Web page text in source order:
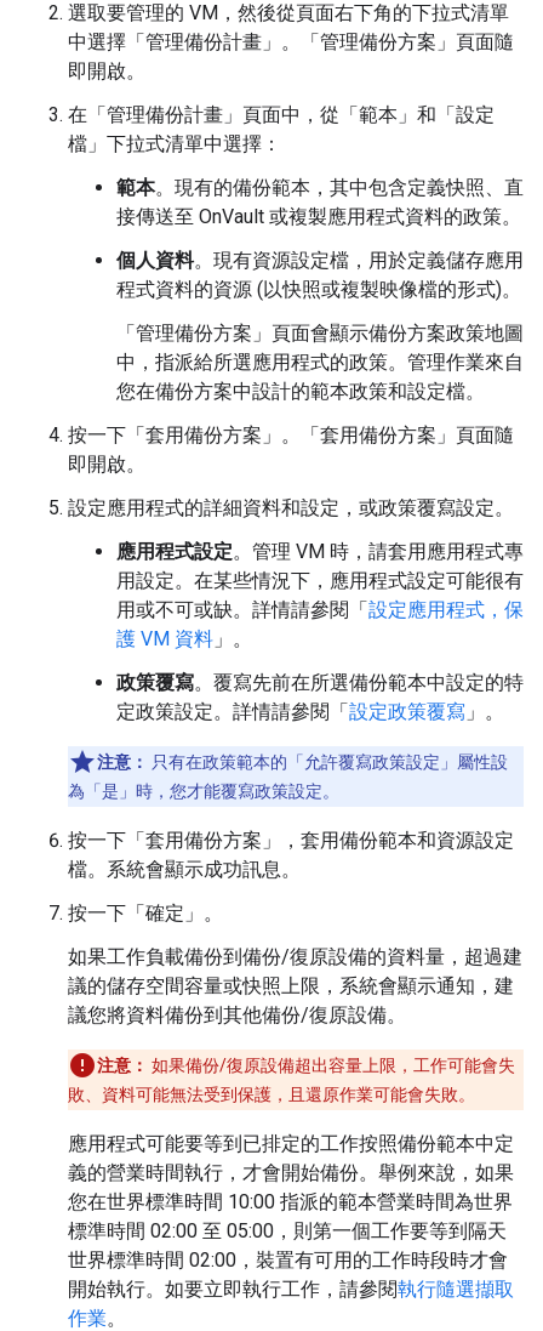
選取要管理的 VM，然後從頁面右下角的下拉式清單
中選擇「管理備份計畫」 。「管理備份方案」 頁面隨
即開啟。
在「管理備份計畫」 頁面中，從「範本」 和「設定
檔」 下拉式清單中選擇：
範本。現有的備份範本，其中包含定義快照、直
接傳送至 OnVault 或複製應用程式資料的政策。
個人資料。現有資源設定檔，用於定義儲存應用
程式資料的資源 (以快照或複製映像檔的形式)。
「管理備份方案」 頁面會顯示備份方案政策地圖
中，指派給所選應用程式的政策。管理作業來自
您在備份方案中設計的範本政策和設定檔。
按一下「套用備份方案」 。「套用備份方案」 頁面隨
即開啟。
設定應用程式的詳細資料和設定，或政策覆寫設定。
應用程式設定。管理 VM 時，請套用應用程式專
用設定。在某些情況下，應用程式設定可能很有
用或不可或缺。詳情請參閱「設定應用程式，保
護 VM 資料 」。
政策覆寫。覆寫先前在所選備份範本中設定的特
定政策設定。詳情請參閱「設定政策覆寫 」。
注意： 只有在政策範本的「允許覆寫政策設定」 屬性設
為「是」 時，您才能覆寫政策設定。
按一下「套用備份方案」
，套用備份範本和資源設定
檔。系統會顯示成功訊息。
按一下「確定」 。
如果工作負載備份到備份/復原設備的資料量，超過建
議的儲存空間容量或快照上限，系統會顯示通知，建
議您將資料備份到其他備份/復原設備。
注意： 如果備份/復原設備超出容量上限，工作可能會失
敗、資料可能無法受到保護，且還原作業可能會失敗。
應用程式可能要等到已排定的工作按照備份範本中定
義的營業時間執行，才會開始備份。舉例來說，如果
您在世界標準時間 10:00 指派的範本營業時間為世界
標準時間 02:00 至 05:00，則第一個工作要等到隔天
世界標準時間 02:00，裝置有可用的工作時段時才會
開始執行。如要立即執行工作，請參閱執行隨選擷取
作業。